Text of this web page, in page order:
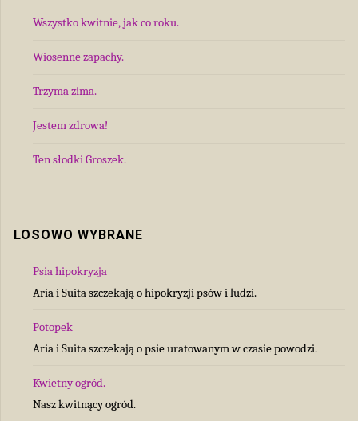
Wszystko kwitnie, jak co roku.
Wiosenne zapachy.
Trzyma zima.
Jestem zdrowa!
Ten słodki Groszek.
LOSOWO WYBRANE
Psia hipokryzja
Aria i Suita szczekają o hipokryzji psów i ludzi.
Potopek
Aria i Suita szczekają o psie uratowanym w czasie powodzi.
Kwietny ogród.
Nasz kwitnący ogród.